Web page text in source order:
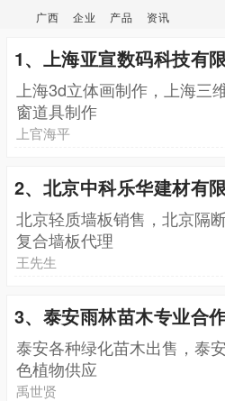
广西 企业 产品 资讯
1、上海亚宣数码科技有
上海3d立体画制作，上海三
窗道具制作
上官海平
2、北京中科乐华建材有
北京轻质墙板销售，北京隔
复合墙板代理
王先生
3、泰安雨林苗木专业合
泰安各种绿化苗木出售，泰
色植物供应
禹世贤